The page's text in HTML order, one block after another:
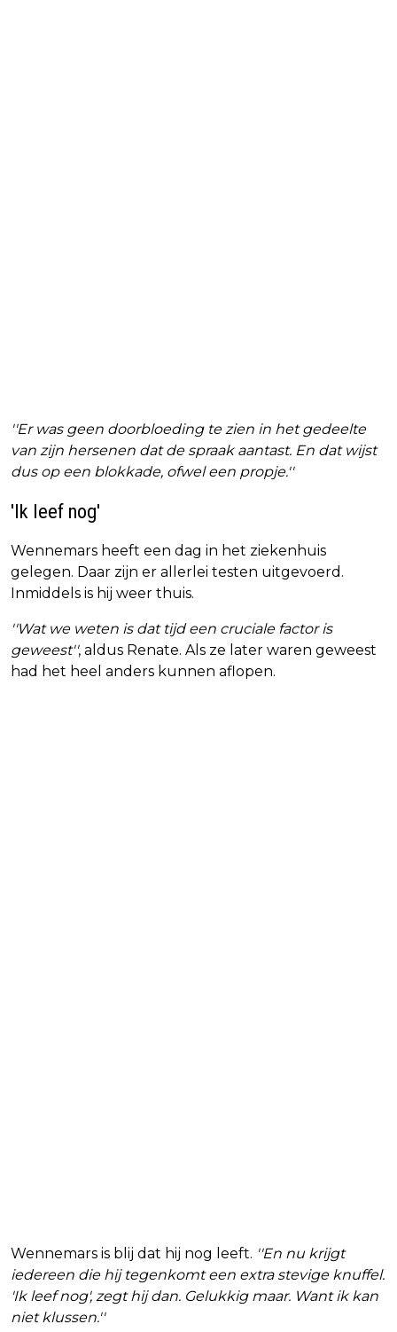
''Er was geen doorbloeding te zien in het gedeelte
van zijn hersenen dat de spraak aantast. En dat wijst
dus op een blokkade, ofwel een propje.''
'Ik leef nog'
Wennemars heeft een dag in het ziekenhuis
gelegen. Daar zijn er allerlei testen uitgevoerd.
Inmiddels is hij weer thuis.
''Wat we weten is dat tijd een cruciale factor is
geweest'', aldus Renate. Als ze later waren geweest
had het heel anders kunnen aflopen.
Wennemars is blij dat hij nog leeft. ''En nu krijgt
iedereen die hij tegenkomt een extra stevige knuffel.
'Ik leef nog', zegt hij dan. Gelukkig maar. Want ik kan
niet klussen.''